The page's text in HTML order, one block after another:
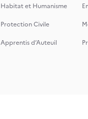
Habitat et Humanisme
Protection Civile
Apprentis d’Auteuil